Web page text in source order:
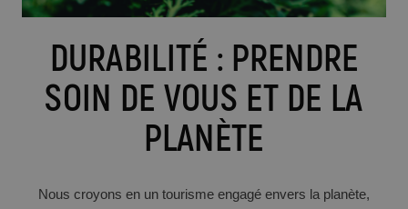
DURABILITÉ : PRENDRE
SOIN DE VOUS ET DE LA
PLANÈTE
Nous croyons en un tourisme engagé envers la planète,